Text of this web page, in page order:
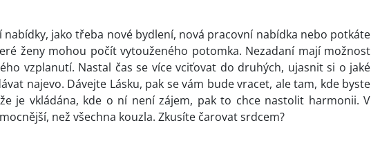
jako třeba nové bydlení, nová pracovní nabídka nebo potkáte
ženy mohou počít vytouženého potomka. Nezadaní mají možnost
vzplanutí. Nastal čas se více vciťovat do druhých, ujasnit si o jaké
najevo. Dávejte Lásku, pak se vám bude vracet, ale tam, kde byste
je vkládána, kde o ní není zájem, pak to chce nastolit harmonii. V
než všechna kouzla. Zkusíte čarovat srdcem?